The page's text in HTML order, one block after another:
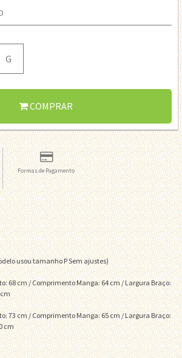
G
COMPRAR
Formas de Pagamento
usou tamanho P Sem ajustes)
68 cm / Comprimento Manga: 64 cm / Largura Braço:
cm
73 cm / Comprimento Manga: 65 cm / Largura Braço:
cm